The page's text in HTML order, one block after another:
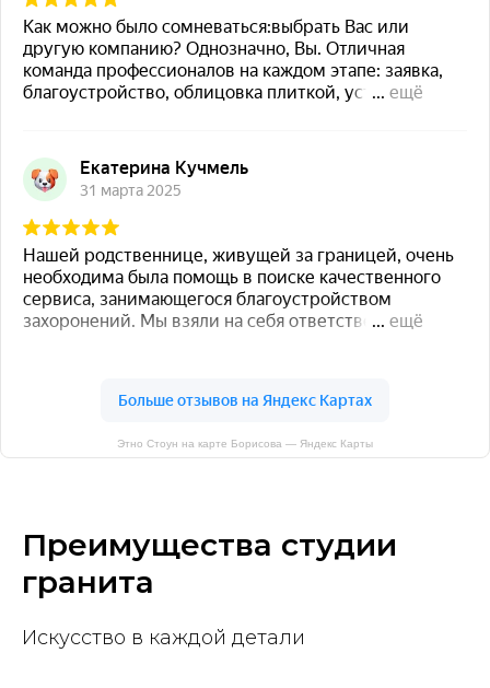
Этно Стоун на карте Борисова — Яндекс Карты
Преимущества студии
гранита
Искусство в каждой детали